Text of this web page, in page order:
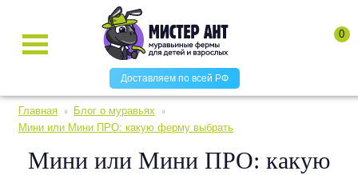
Доставляем по всей РФ
0
Главная
Блог о муравьях
Мини или Мини ПРО: какую ферму выбрать
Мини или Мини ПРО: какую